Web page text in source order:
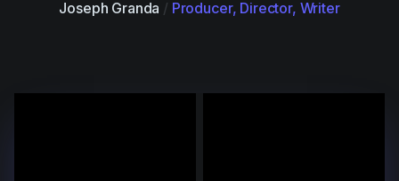
Joseph Granda / Producer, Director, Writer